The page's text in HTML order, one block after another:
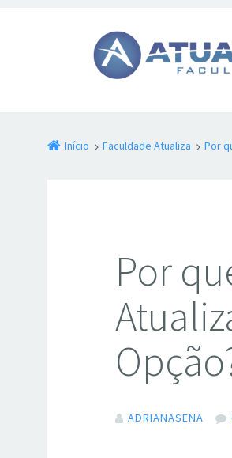
Início Faculdade Atualiza Por
Por
ADRIANASENA